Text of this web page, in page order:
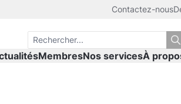
Contactez-nous
MembresNos servicesÀ